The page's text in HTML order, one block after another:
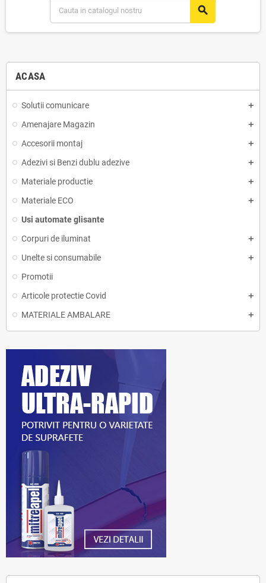
ACASA
Solutii comunicare
Amenajare Magazin
Accesorii montaj
Adezivi si Benzi dublu adezive
Materiale productie
Materiale ECO
Usi automate glisante
Corpuri de iluminat
Unelte si consumabile
Promotii
Articole protectie Covid
MATERIALE AMBALARE
search